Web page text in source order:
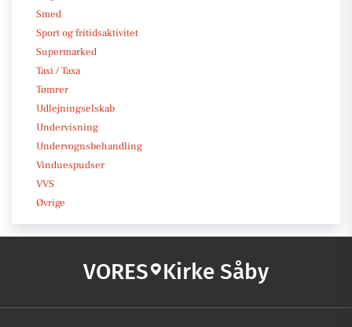
Smed
Sport og fritidsaktivitet
Supermarked
Taxi / Taxa
Tømrer
Udlejningselskab
Undervisning
Undervognsbehandling
Vinduespudser
VVS
Øvrige
VORES Kirke Såby